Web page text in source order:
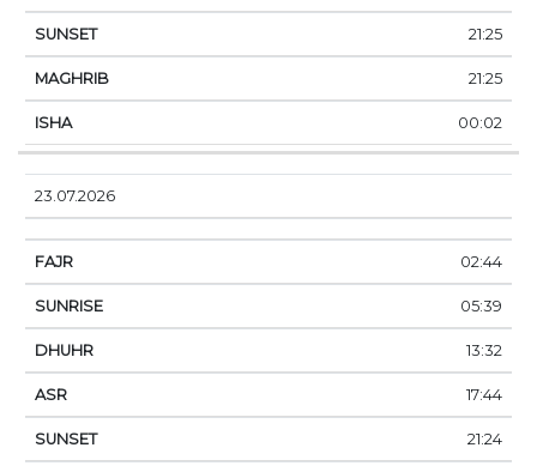
21:25
21:25
00:02
23.07.2026
02:44
05:39
13:32
17:44
21:24